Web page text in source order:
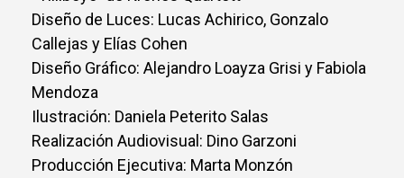
Diseño de Luces: Lucas Achirico, Gonzalo
Callejas y Elías Cohen
Diseño Gráfico: Alejandro Loayza Grisi y Fabiola
Mendoza
Ilustración: Daniela Peterito Salas
Realización Audiovisual: Dino Garzoni
Producción Ejecutiva: Marta Monzón